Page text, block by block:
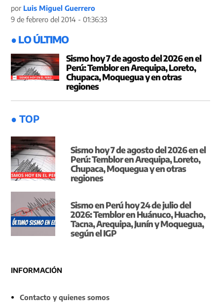
por Luis Miguel Guerrero
9 de febrero del 2014 - 01:36:33
● LO ÚLTIMO
Sismo hoy 7 de agosto del 2026 en el
Perú: Temblor en Arequipa, Loreto,
Chupaca, Moquegua y en otras
regiones
● TOP
Sismo hoy 7 de agosto del 2026 en el
Perú: Temblor en Arequipa, Loreto,
Chupaca, Moquegua y en otras
regiones
Sismo en Perú hoy 24 de julio del
2026: Temblor en Huánuco, Huacho,
Tacna, Arequipa, Junín y Moquegua,
según el IGP
INFORMACIÓN
Contacto y quienes somos